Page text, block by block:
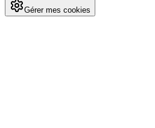
Gérer mes cookies